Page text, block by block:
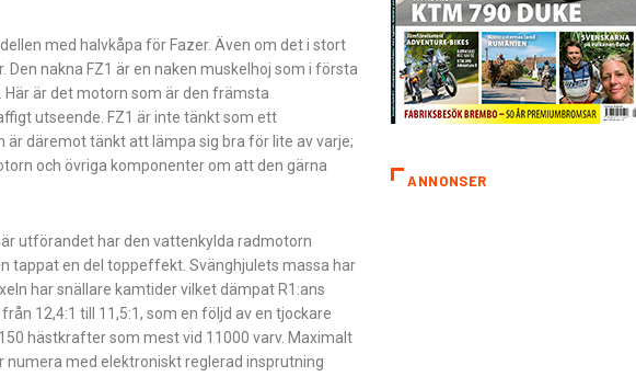
med halvkåpa för Fazer. Även om det i stort
nakna FZ1 är en naken muskelhoj som i första
är det motorn som är den främsta
utseende. FZ1 är inte tänkt som ett
däremot tänkt att lämpa sig bra för lite av varje;
och övriga komponenter om att den gärna
utförandet har den vattenkylda radmotorn
tappat en del toppeffekt. Svänghjulets massa har
har snällare kamtider vilket dämpat R1:ans
12,4:1 till 11,5:1, som en följd av en tjockare
hästkrafter som mest vid 11000 varv. Maximalt
med elektroniskt reglerad insprutning
ANNONSER